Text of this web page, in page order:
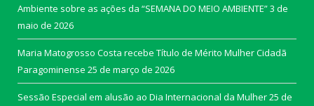
Ambiente sobre as ações da “SEMANA DO MEIO AMBIENTE”3 de
maio de 2026
Maria Matogrosso Costa recebe Título de Mérito Mulher Cidadã
Paragominense 25 de março de 2026
Sessão Especial em alusão ao Dia Internacional da Mulher25 de